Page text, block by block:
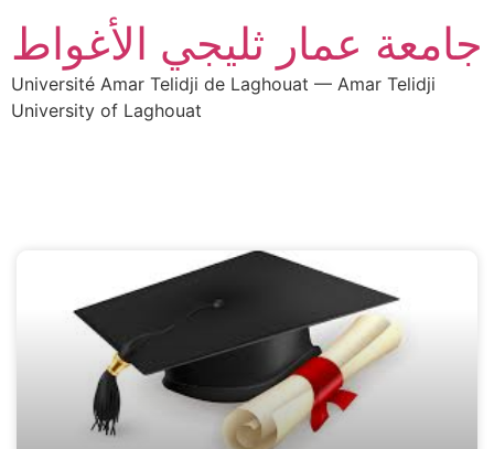
جامعة عمار ثليجي الأغواط
Université Amar Telidji de Laghouat — Amar Telidji
University of Laghouat